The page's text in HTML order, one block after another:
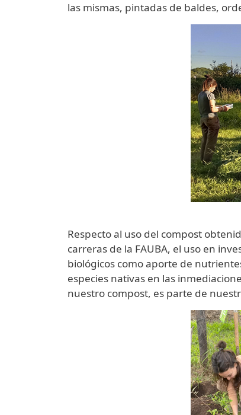
las mismas, pintadas de baldes,
Respecto al uso del compost
carreras de la FAUBA, el uso en
biológicos como aporte de
especies nativas en las
nuestro compost, es parte de